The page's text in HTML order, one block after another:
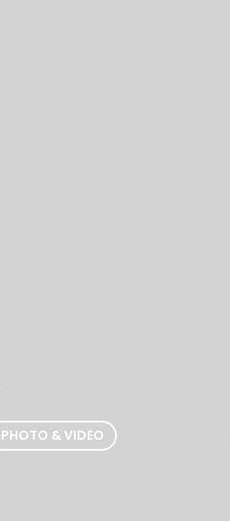
PHOTO & VIDEO